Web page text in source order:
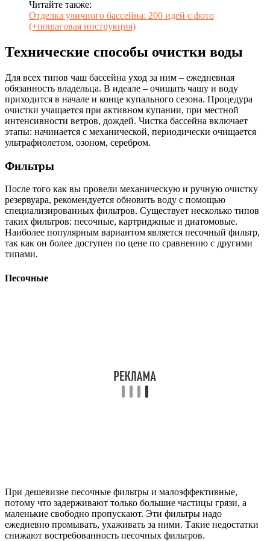
Читайте также:
Отделка уличного бассейна: 200 идей с фото
(+пошаговая инструкция)
Технические способы очистки воды
Для всех типов чаш бассейна уход за ним – ежедневная
обязанность владельца. В идеале – очищать чашу и воду
приходится в начале и конце купального сезона. Процедура
очистки учащается при активном купании, при местной
интенсивности ветров, дождей. Чистка бассейна включает
этапы: начинается с механической, периодически очищается
ультрафиолетом, озоном, серебром.
Фильтры
После того как вы провели механическую и ручную очистку
резервуара, рекомендуется обновить воду с помощью
специализированных фильтров. Существует несколько типов
таких фильтров: песочные, картриджные и диатомовые.
Наиболее популярным вариантом является песочный фильтр,
так как он более доступен по цене по сравнению с другими
типами.
Песочные
При дешевизне песочные фильтры и малоэффективные,
потому что задерживают только большие частицы грязи, а
маленькие свободно пропускают. Эти фильтры надо
ежедневно промывать, ухаживать за ними. Такие недостатки
снижают востребованность песочных фильтров.